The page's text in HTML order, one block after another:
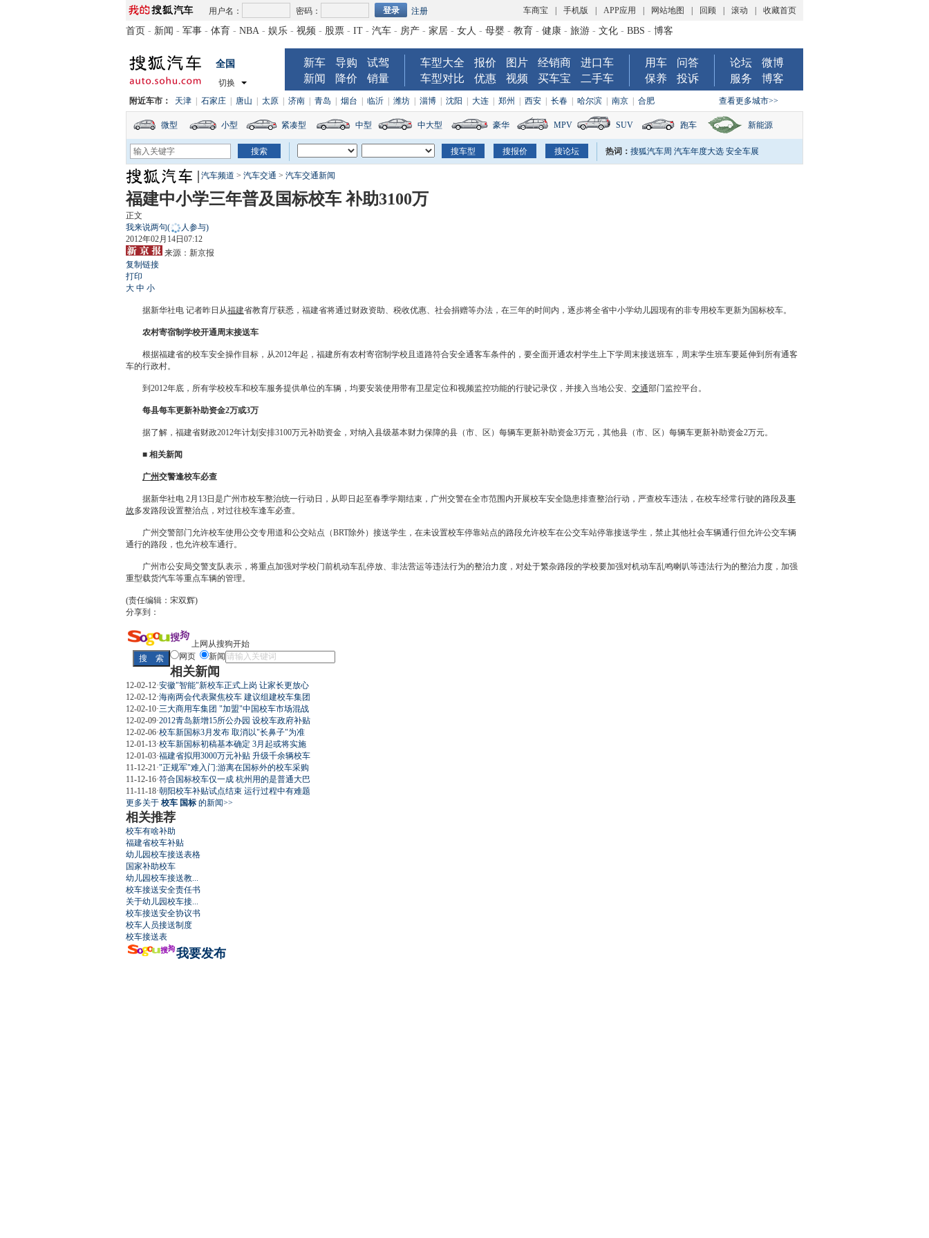
用户名： 密码： 注册 车商宝 手机版 APP应用 网站地图 回顾 滚动 收藏首页
首页 - 新闻 - 军事 - 体育 - NBA - 娱乐 - 视频 - 股票 - IT - 汽车 - 房产 - 家居 - 女人 - 母婴 - 教育 - 健康 - 旅游 - 文化 - BBS - 博客
全国
切换
新车 导购
试驾
新闻
降价 销量
车型大全 报价 图片 经销商
进口车
车型对比
优惠 视频 买车宝 二手车
用车
问答
保养
投诉
论坛
微博
服务
博客
查看更多城市>>
附近车市： 天津 石家庄 唐山 太原 济南 青岛 烟台 临沂 潍坊 淄博 沈阳 大连 郑州 西安 长春 哈尔滨 南京 合肥
微型 小型 紧凑型 中型 中大型 豪华 MPV SUV 跑车 新能源
热词： 搜狐汽车周 汽车年度大选 安全车展
汽车频道 > 汽车交通 > 汽车交通新闻
福建中小学三年普及国标校车 补助3100万
正文
我来说两句(
人参与)
2012年02月14日07:12
来源：新京报
复制链接
打印
大 中 小
据新华社电 记者昨日从福建省教育厅获悉，福建省将通过财政资助、税收优惠、社会捐赠等办法，在三年的时间内，逐步将全省中小学幼儿园现有的非专用校车更新为国标校车。
农村寄宿制学校开通周末接送车
根据福建省的校车安全操作目标，从2012年起，福建所有农村寄宿制学校且道路符合安全通客车条件的，要全面开通农村学生上下学周末接送班车，周末学生班车要延伸到所有通客
车的行政村。
到2012年底，所有学校校车和校车服务提供单位的车辆，均要安装使用带有卫星定位和视频监控功能的行驶记录仪，并接入当地公安、 交通部门监控平台。
每县每车更新补助资金2万或3万
据了解，福建省财政2012年计划安排3100万元补助资金，对纳入县级基本财力保障的县（市、区）每辆车更新补助资金3万元，其他县（市、区）每辆车更新补助资金2万元。
■ 相关新闻
广州交警逢校车必查
据新华社电 2月13日是广州市校车整治统一行动日，从即日起至春季学期结束， 广州交警在全市范围内开展校车安全隐患排查整治行动，严查校车违法，在校车经常行驶的路段及事
故多发路段设置整治点，对过往校车逢车必查。
广州交警部门允许校车使用公交专用道和公交站点（BRT除外）接送学生，在未设置校车停靠站点的路段允许校车在公交车站停靠接送学生，禁止其他社会车辆通行但允许公交车辆
通行的路段，也允许校车通行。
广州市公安局交警支队表示，将重点加强对学校门前机动车乱停放、非法营运等违法行为的整治力度，对处于繁杂路段的学校要加强对机动车乱鸣喇叭等违法行为的整治力度，加强
重型载货汽车等重点车辆的管理。
(责任编辑：宋双辉)
分享到：
上网从搜狗开始
网页
新闻
相关新闻
12-02-12·安徽"智能"新校车正式上岗 让家长更放心
12-02-12·海南两会代表聚焦校车 建议组建校车集团
12-02-10·三大商用车集团 "加盟"中国校车市场混战
12-02-09·2012青岛新增15所公办园 设校车政府补贴
12-02-06·校车新国标3月发布 取消以"长鼻子"为准
12-01-13·校车新国标初稿基本确定 3月起或将实施
12-01-03·福建省拟用3000万元补贴 升级千余辆校车
11-12-21 ·"正规军"难入门:游离在国标外的校车采购
11-12-16·符合国标校车仅一成 杭州用的是普通大巴
11-11-18·朝阳校车补贴试点结束 运行过程中有难题
更多关于 校车 国标 的新闻>>
相关推荐
校车有啥补助
福建省校车补贴
幼儿园校车接送表格
国家补助校车
幼儿园校车接送教...
校车接送安全责任书
关于幼儿园校车接...
校车接送安全协议书
校车人员接送制度
校车接送表
我要发布